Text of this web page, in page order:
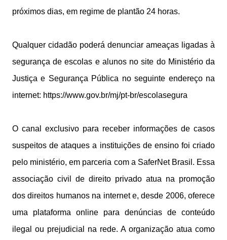
próximos dias, em regime de plantão 24 horas.
Qualquer cidadão poderá denunciar ameaças ligadas à
segurança de escolas e alunos no site do Ministério da
Justiça e Segurança Pública no seguinte endereço na
internet: https://www.gov.br/mj/pt-br/escolasegura
O canal exclusivo para receber informações de casos
suspeitos de ataques a instituições de ensino foi criado
pelo ministério, em parceria com a SaferNet Brasil. Essa
associação civil de direito privado atua na promoção
dos direitos humanos na internet e, desde 2006, oferece
uma plataforma online para denúncias de conteúdo
ilegal ou prejudicial na rede. A organização atua como